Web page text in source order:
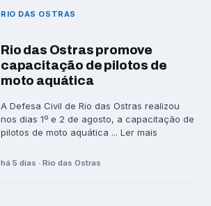
RIO DAS OSTRAS
Rio das Ostras promove
capacitação de pilotos de
moto aquática
A Defesa Civil de Rio das Ostras realizou
nos dias 1º e 2 de agosto, a capacitação de
pilotos de moto aquática ... Ler mais
há 5 dias · Rio das Ostras